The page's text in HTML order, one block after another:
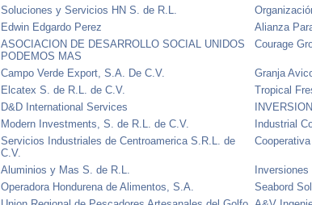
Soluciones y Servicios HN S. de R.L.
Edwin Edgardo Perez
Alianza
ASOCIACION DE DESARROLLO SOCIAL UNIDOS
PODEMOS MAS
Courage
Campo Verde Export, S.A. De C.V.
Granja
Elcatex S. de R.L. de C.V.
Tropical
D&D International Services
Modern Investments, S. de R.L. de C.V.
Industrial
Servicios Industriales de Centroamerica S.R.L. de
C.V.
Aluminios y Mas S. de R.L.
Inversiones
Operadora Hondurena de Alimentos, S.A.
Seabord